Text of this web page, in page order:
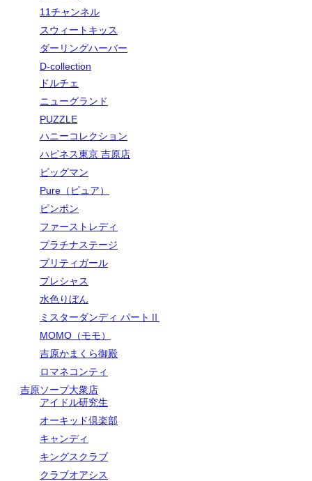
11チャンネル
スウィートキッス
ダーリングハーバー
D-collection
ドルチェ
ニューグランド
PUZZLE
ハニーコレクション
ハピネス東京 吉原店
ビッグマン
Pure（ピュア）
ピンポン
ファーストレディ
プラチナステージ
プリティガール
プレシャス
水色りぼん
ミスターダンディ パートⅡ
MOMO（モモ）
吉原かまくら御殿
ロマネコンティ
吉原ソープ大衆店
アイドル研究生
オーキッド倶楽部
キャンディ
キングスクラブ
クラブオアシス